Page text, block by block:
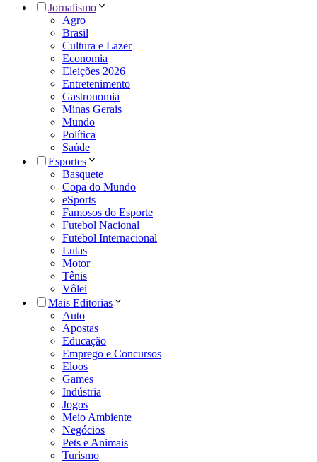
Jornalismo
Agro
Brasil
Cultura e Lazer
Economia
Eleições 2026
Entretenimento
Gastronomia
Minas Gerais
Mundo
Política
Saúde
Esportes
Basquete
Copa do Mundo
eSports
Famosos do Esporte
Futebol Nacional
Futebol Internacional
Lutas
Motor
Tênis
Vôlei
Mais Editorias
Auto
Apostas
Educação
Emprego e Concursos
Eloos
Games
Indústria
Jogos
Meio Ambiente
Negócios
Pets e Animais
Turismo